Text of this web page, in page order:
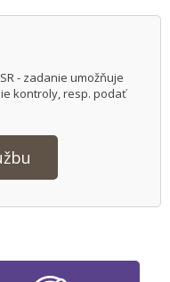
- zadanie umožňuje
kontroly, resp. podať